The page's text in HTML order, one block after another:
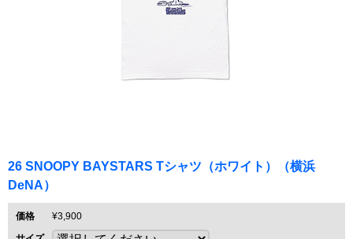
26 SNOOPY BAYSTARS Tシャツ（ホワイト）（横浜
DeNA）
価格
¥3,900